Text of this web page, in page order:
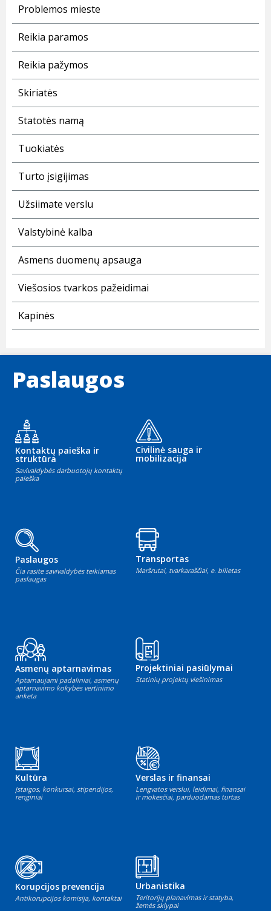
Problemos mieste
Reikia paramos
Reikia pažymos
Skiriatės
Statotės namą
Tuokiatės
Turto įsigijimas
Užsiimate verslu
Valstybinė kalba
Asmens duomenų apsauga
Viešosios tvarkos pažeidimai
Kapinės
Paslaugos
Kontaktų paieška ir
struktūra
Savivaldybės darbuotojų kontaktų
paieška
Civilinė sauga ir
mobilizacija
Paslaugos
Čia rasite savivaldybės teikiamas
paslaugas
Transportas
Maršrutai, tvarkaraščiai, e. bilietas
Asmenų aptarnavimas
Aptarnaujami padaliniai, asmenų
aptarnavimo kokybės vertinimo
anketa
Projektiniai pasiūlymai
Statinių projektų viešinimas
Kultūra
Įstaigos, konkursai, stipendijos,
renginiai
Verslas ir finansai
Lengvatos verslui, leidimai, finansai
ir mokesčiai, parduodamas turtas
Korupcijos prevencija
Antikorupcijos komisija, kontaktai
Urbanistika
Teritorijų planavimas ir statyba,
žemės sklypai